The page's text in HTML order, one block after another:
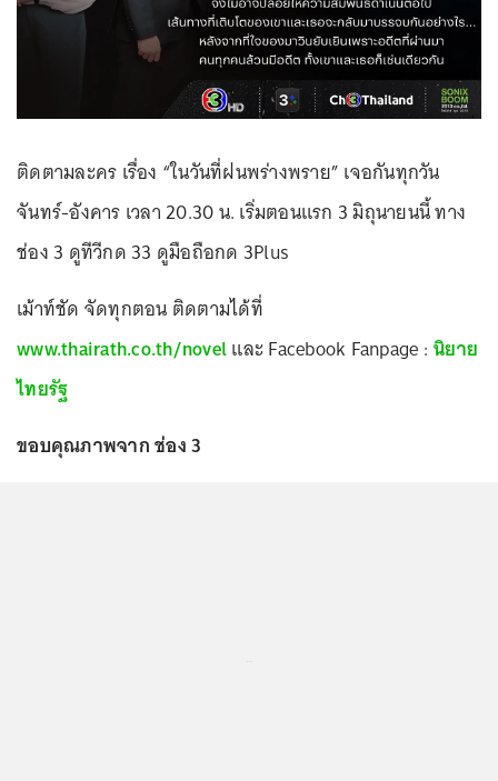
ติดตามละคร เรื่อง “ในวันที่ฝนพร่างพราย” เจอกันทุกวัน
จันทร์-อังคาร เวลา 20.30 น. เริ่มตอนแรก 3 มิถุนายนนี้ ทาง
ช่อง 3 ดูทีวีกด 33 ดูมือถือกด 3Plus
เม้าท์ชัด จัดทุกตอน ติดตามได้ที่
www.thairath.co.th/novelและ Facebook Fanpage : นิยาย
ไทยรัฐ
ขอบคุณภาพจาก ช่อง 3